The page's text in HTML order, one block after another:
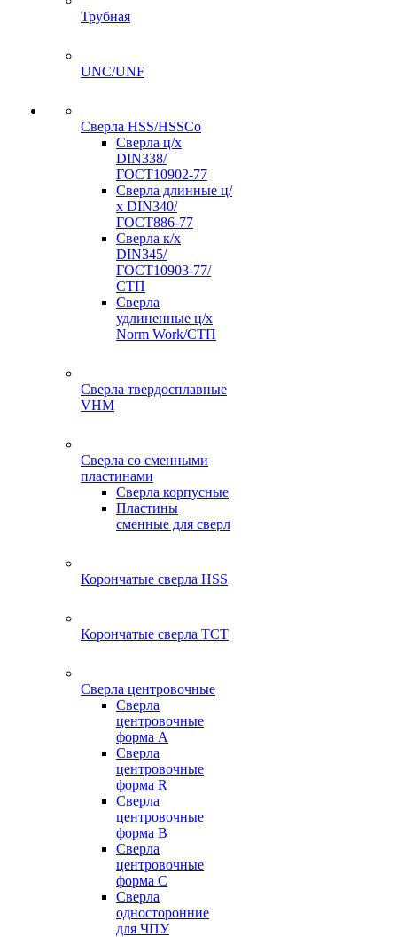
Трубная
UNC/UNF
Сверла HSS/HSSCo
Сверла ц/х
DIN338/
ГОСТ10902-77
Сверла длинные ц/
х DIN340/
ГОСТ886-77
Сверла к/х
DIN345/
ГОСТ10903-77/
СТП
Сверла
удлиненные ц/х
Norm Work/СТП
Сверла твердосплавные
VHM
Сверла со сменными
пластинами
Сверла корпусные
Пластины
сменные для сверл
Корончатые сверла HSS
Корончатые сверла TCT
Сверла центровочные
Сверла
центровочные
форма A
Сверла
центровочные
форма R
Сверла
центровочные
форма B
Сверла
центровочные
форма C
Сверла
односторонние
для ЧПУ